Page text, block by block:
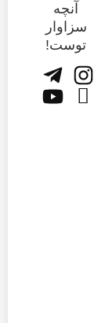
آنچه
سزاوار
توست!